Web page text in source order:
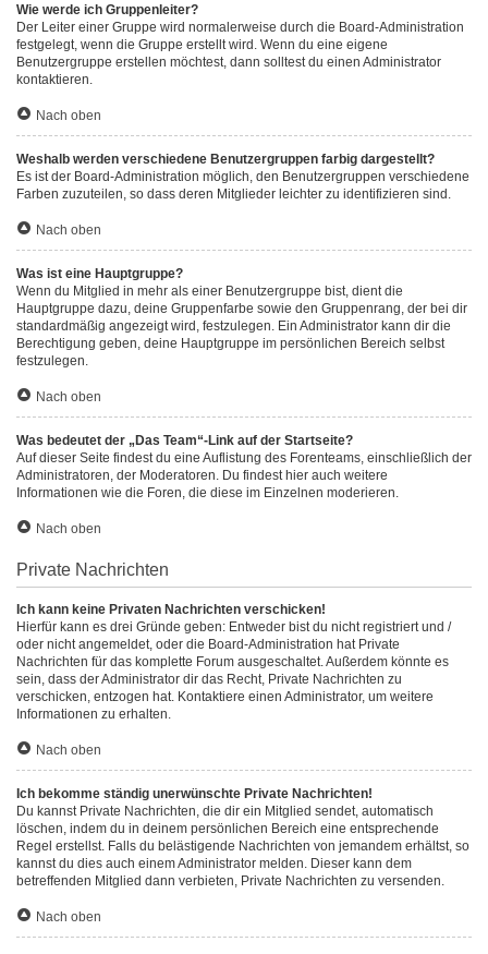
Wie werde ich Gruppenleiter?
Der Leiter einer Gruppe wird normalerweise durch die Board-Administration
festgelegt, wenn die Gruppe erstellt wird. Wenn du eine eigene
Benutzergruppe erstellen möchtest, dann solltest du einen Administrator
kontaktieren.
Nach oben
Weshalb werden verschiedene Benutzergruppen farbig dargestellt?
Es ist der Board-Administration möglich, den Benutzergruppen verschiedene
Farben zuzuteilen, so dass deren Mitglieder leichter zu identifizieren sind.
Nach oben
Was ist eine Hauptgruppe?
Wenn du Mitglied in mehr als einer Benutzergruppe bist, dient die
Hauptgruppe dazu, deine Gruppenfarbe sowie den Gruppenrang, der bei dir
standardmäßig angezeigt wird, festzulegen. Ein Administrator kann dir die
Berechtigung geben, deine Hauptgruppe im persönlichen Bereich selbst
festzulegen.
Nach oben
Was bedeutet der „Das Team“-Link auf der Startseite?
Auf dieser Seite findest du eine Auflistung des Forenteams, einschließlich der
Administratoren, der Moderatoren. Du findest hier auch weitere
Informationen wie die Foren, die diese im Einzelnen moderieren.
Nach oben
Private Nachrichten
Ich kann keine Privaten Nachrichten verschicken!
Hierfür kann es drei Gründe geben: Entweder bist du nicht registriert und /
oder nicht angemeldet, oder die Board-Administration hat Private
Nachrichten für das komplette Forum ausgeschaltet. Außerdem könnte es
sein, dass der Administrator dir das Recht, Private Nachrichten zu
verschicken, entzogen hat. Kontaktiere einen Administrator, um weitere
Informationen zu erhalten.
Nach oben
Ich bekomme ständig unerwünschte Private Nachrichten!
Du kannst Private Nachrichten, die dir ein Mitglied sendet, automatisch
löschen, indem du in deinem persönlichen Bereich eine entsprechende
Regel erstellst. Falls du belästigende Nachrichten von jemandem erhältst, so
kannst du dies auch einem Administrator melden. Dieser kann dem
betreffenden Mitglied dann verbieten, Private Nachrichten zu versenden.
Nach oben